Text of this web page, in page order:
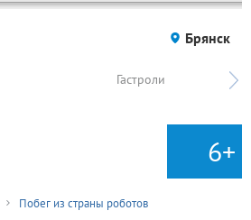
Брянск
Гастроли
6+
Побег из страны роботов